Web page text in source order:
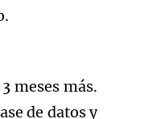
meses más.
de datos y